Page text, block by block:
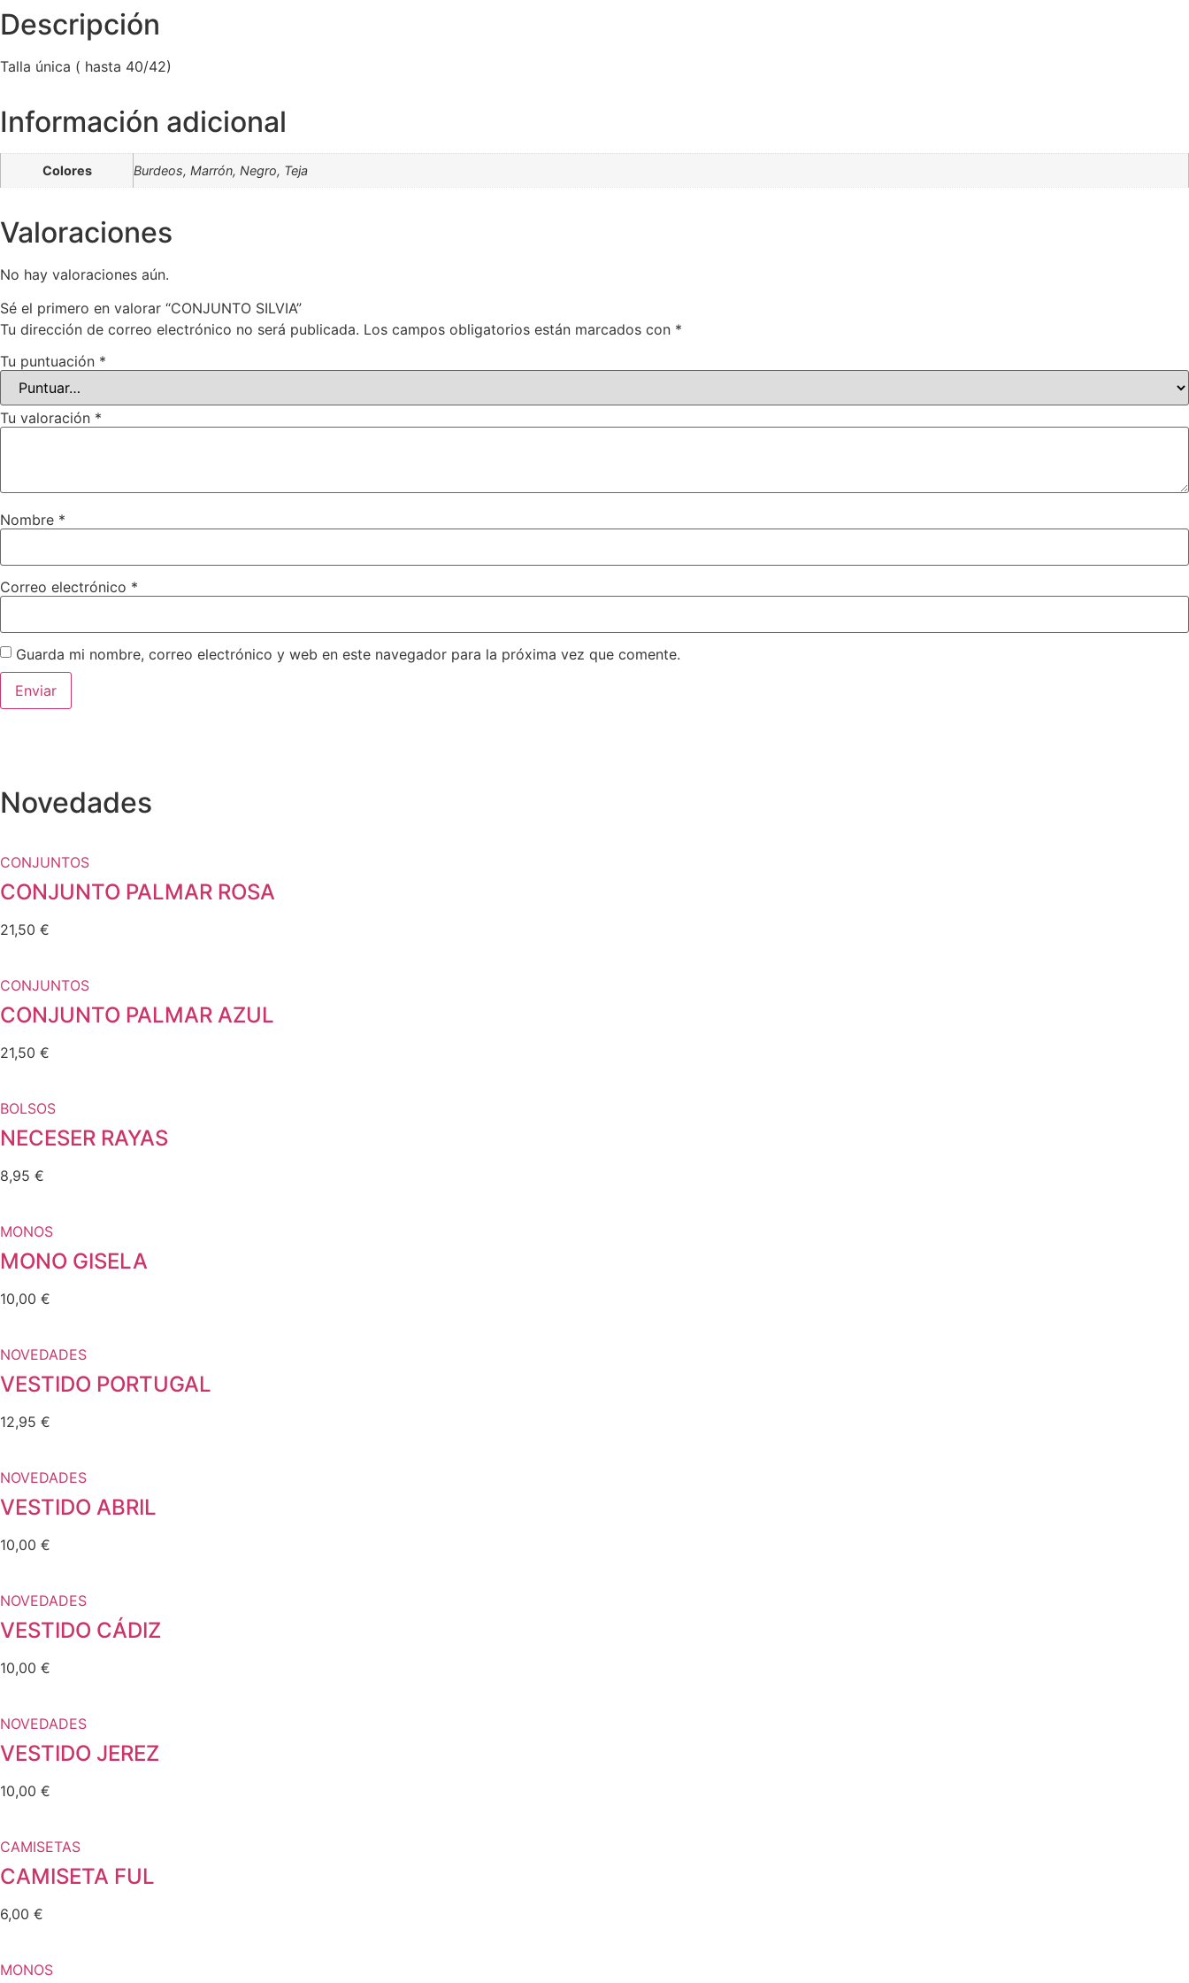
Descripción
Talla única ( hasta 40/42)
Información adicional
Colores Burdeos, Marrón, Negro, Teja
Valoraciones
No hay valoraciones aún.
Sé el primero en valorar “CONJUNTO SILVIA”
Tu dirección de correo electrónico no será publicada. Los campos obligatorios están marcados con *
Tu puntuación *
Tu valoración *
Nombre *
Correo electrónico *
Guarda mi nombre, correo electrónico y web en este navegador para la próxima vez que comente.
Novedades
CONJUNTOS
CONJUNTO PALMAR ROSA
21,50 €
CONJUNTOS
CONJUNTO PALMAR AZUL
21,50 €
BOLSOS
NECESER RAYAS
8,95 €
MONOS
MONO GISELA
10,00 €
NOVEDADES
VESTIDO PORTUGAL
12,95 €
NOVEDADES
VESTIDO ABRIL
10,00 €
NOVEDADES
VESTIDO CÁDIZ
10,00 €
NOVEDADES
VESTIDO JEREZ
10,00 €
CAMISETAS
CAMISETA FUL
6,00 €
MONOS